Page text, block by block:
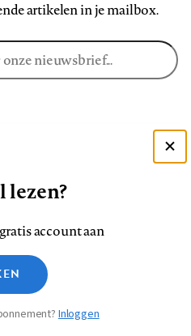
artikelen in je mailbox.
ons
YouTube
ons
Privacy
vragen verdienen
antwoorden
account aan
Inloggen